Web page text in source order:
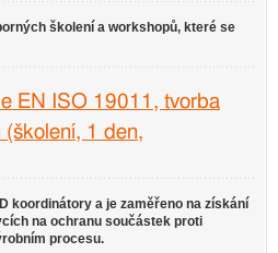
školení a workshopů, které se
EN ISO 19011, tvorba
(školení, 1 den,
koordinátory a je zaměřeno na získání
na ochranu součástek proti
procesu.